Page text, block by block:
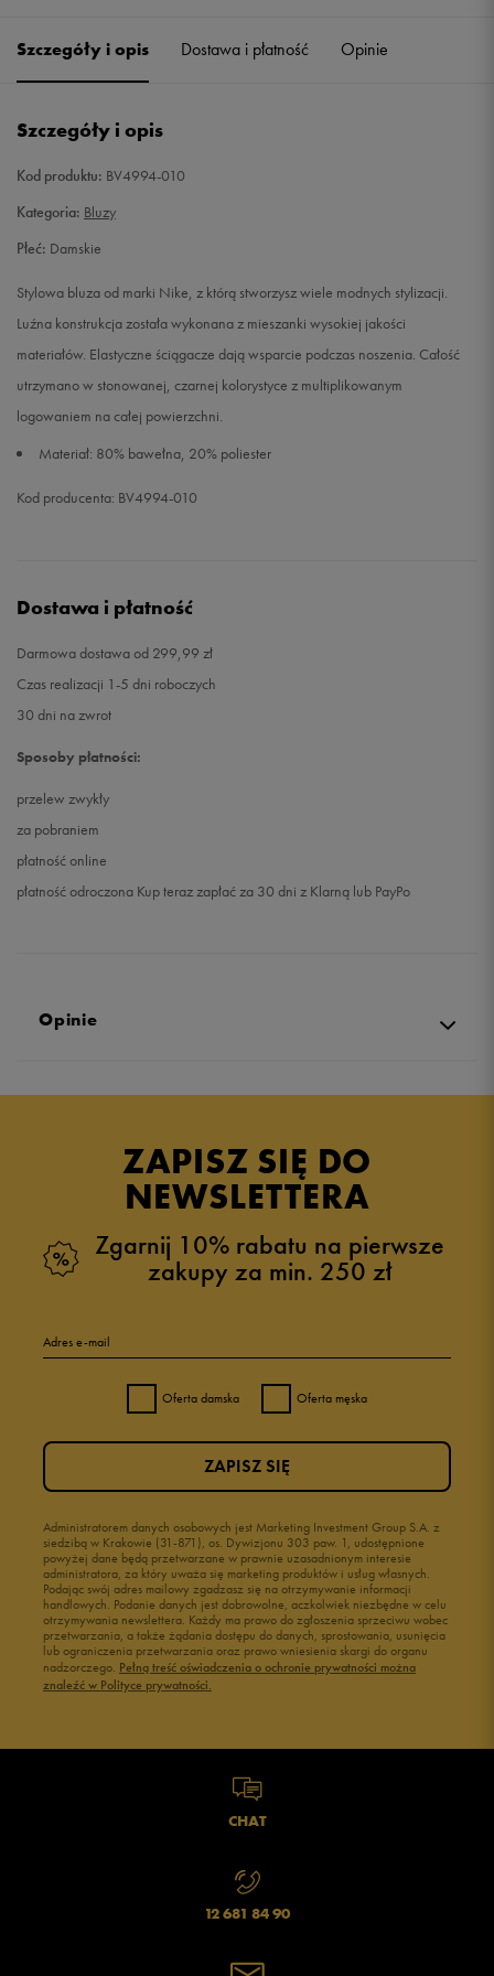
S Powiadom o dostępności
XL
Szczegóły i opis Dostawa i płatność Opinie
Szczegóły i opis
Kod produktu: BV4994-010
Kategoria: Bluzy
Płeć: Damskie
Stylowa bluza od marki Nike, z którą stworzysz wiele modnych stylizacji.
Luźna konstrukcja została wykonana z mieszanki wysokiej jakości
materiałów. Elastyczne ściągacze dają wsparcie podczas noszenia. Całość
utrzymano w stonowanej, czarnej kolorystyce z multiplikowanym
logowaniem na całej powierzchni.
Materiał: 80% bawełna, 20% poliester
Kod producenta: BV4994-010
Dostawa i płatność
Darmowa dostawa od 299,99 zł
Czas realizacji 1-5 dni roboczych
30 dni na zwrot
Sposoby płatności:
przelew zwykły
za pobraniem
płatność online
płatność odroczona Kup teraz zapłać za 30 dni z Klarną lub PayPo
Opinie
ZAPISZ SIĘ DO
NEWSLETTERA
Zgarnij 10% rabatu na pierwsze
zakupy za min. 250 zł
Adres e-mail
Oferta damska Oferta męska
Administratorem danych osobowych jest Marketing Investment Group S.A. z
siedzibą w Krakowie (31-871), os. Dywizjonu 303 paw. 1, udostępnione
powyżej dane będą przetwarzane w prawnie uzasadnionym interesie
administratora, za który uważa się marketing produktów i usług własnych.
Podając swój adres mailowy zgadzasz się na otrzymywanie informacji
handlowych. Podanie danych jest dobrowolne, aczkolwiek niezbędne w celu
otrzymywania newslettera. Każdy ma prawo do zgłoszenia sprzeciwu wobec
przetwarzania, a także żądania dostępu do danych, sprostowania, usunięcia
lub ograniczenia przetwarzania oraz prawo wniesienia skargi do organu
nadzorczego. Pełną treść oświadczenia o ochronie prywatności można
znaleźć w Polityce prywatności.
ZAPISZ SIĘ
CHAT
12 681 84 90